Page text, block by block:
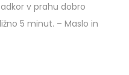
v prahu dobro
5 minut. – Maslo in